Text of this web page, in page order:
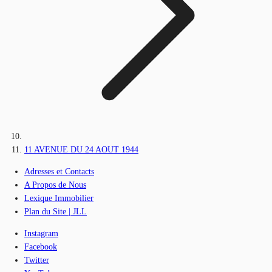
11 AVENUE DU 24 AOUT 1944
Adresses et Contacts
A Propos de Nous
Lexique Immobilier
Plan du Site | JLL
Instagram
Facebook
Twitter